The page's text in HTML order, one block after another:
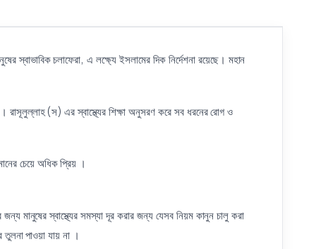
স্বাভাবিক চলাফেরা, এ লক্ষ্যে ইসলামের দিক নির্দেশনা রয়েছে। মহান
রাসূলুল্লাহ (স) এর স্বাস্থ্যের শিক্ষা অনুসরণ করে সব ধরনের রোগ ও
চেয়ে অধিক প্রিয় ।
মানুষের স্বাস্থ্যের সমস্যা দূর করার জন্য যেসব নিয়ম কানুন চালু করা
পাওয়া যায় না ।